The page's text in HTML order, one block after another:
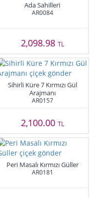
Ada Sahilleri
AR0084
2,098.98 TL
Sihirli Küre 7 Kırmızı Gül
Arajmanı
AR0157
2,100.00 TL
Peri Masalı Kırmızı Güller
AR0181